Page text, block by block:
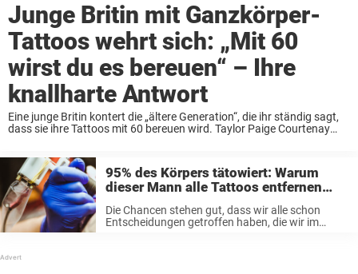
Junge Britin mit Ganzkörper-
Tattoos wehrt sich: „Mit 60
wirst du es bereuen“ – Ihre
knallharte Antwort
Eine junge Britin kontert die „ältere Generation“, die ihr ständig sagt,
dass sie ihre Tattoos mit 60 bereuen wird. Taylor Paige Courtenay
95% des Körpers tätowiert: Warum
dieser Mann alle Tattoos entfernen
lässt
Die Chancen stehen gut, dass wir alle schon
Entscheidungen getroffen haben, die wir im